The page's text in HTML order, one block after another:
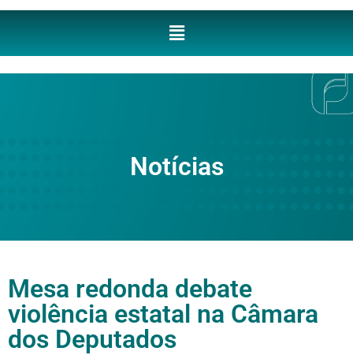
Notícias
Mesa redonda debate
violência estatal na Câmara
dos Deputados